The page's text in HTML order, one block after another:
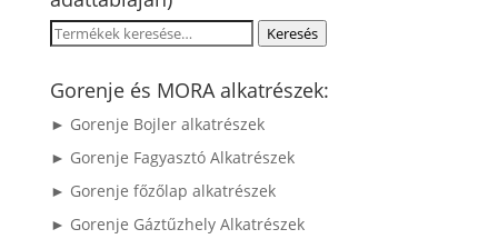
Keresés
következőre:
Keresés
Gorenje és MORA alkatrészek:
► Gorenje Bojler alkatrészek
► Gorenje Fagyasztó Alkatrészek
► Gorenje főzőlap alkatrészek
► Gorenje Gáztűzhely Alkatrészek